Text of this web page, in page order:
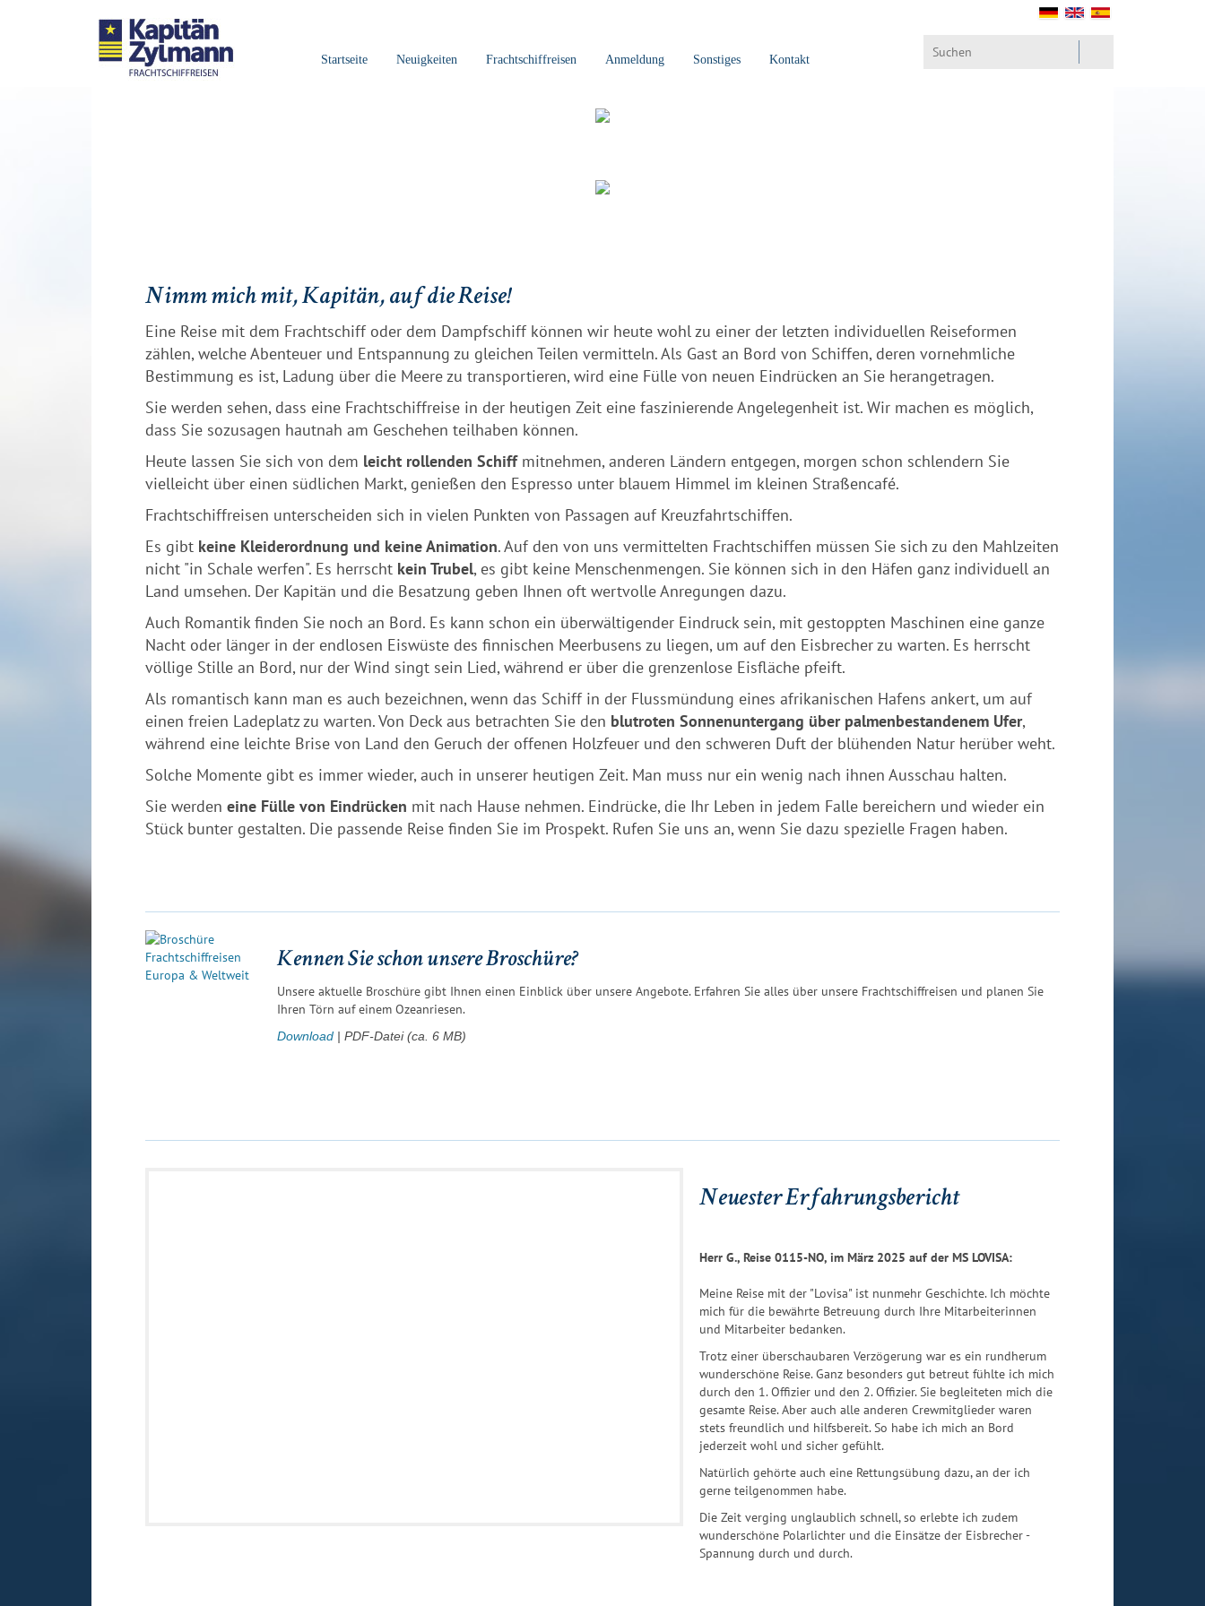
Startseite Neuigkeiten Frachtschiffreisen Anmeldung Sonstiges Kontakt
Nimm mich mit, Kapitän, auf die Reise!
Eine Reise mit dem Frachtschiff oder dem Dampfschiff können wir heute wohl zu einer der letzten individuellen Reiseformen
zählen, welche Abenteuer und Entspannung zu gleichen Teilen vermitteln. Als Gast an Bord von Schiffen, deren vornehmliche
Bestimmung es ist, Ladung über die Meere zu transportieren, wird eine Fülle von neuen Eindrücken an Sie herangetragen.
Sie werden sehen, dass eine Frachtschiffreise in der heutigen Zeit eine faszinierende Angelegenheit ist. Wir machen es möglich,
dass Sie sozusagen hautnah am Geschehen teilhaben können.
Heute lassen Sie sich von dem leicht rollenden Schiffmitnehmen, anderen Ländern entgegen, morgen schon schlendern Sie
vielleicht über einen südlichen Markt, genießen den Espresso unter blauem Himmel im kleinen Straßencafé.
Frachtschiffreisen unterscheiden sich in vielen Punkten von Passagen auf Kreuzfahrtschiffen.
Es gibt keine Kleiderordnung und keine Animation. Auf den von uns vermittelten Frachtschiffen müssen Sie sich zu den Mahlzeiten
nicht "in Schale werfen". Es herrscht kein Trubel, es gibt keine Menschenmengen. Sie können sich in den Häfen ganz individuell an
Land umsehen. Der Kapitän und die Besatzung geben Ihnen oft wertvolle Anregungen dazu.
Auch Romantik finden Sie noch an Bord. Es kann schon ein überwältigender Eindruck sein, mit gestoppten Maschinen eine ganze
Nacht oder länger in der endlosen Eiswüste des finnischen Meerbusens zu liegen, um auf den Eisbrecher zu warten. Es herrscht
völlige Stille an Bord, nur der Wind singt sein Lied, während er über die grenzenlose Eisfläche pfeift.
Als romantisch kann man es auch bezeichnen, wenn das Schiff in der Flussmündung eines afrikanischen Hafens ankert, um auf
einen freien Ladeplatz zu warten. Von Deck aus betrachten Sie den blutroten Sonnenuntergang über palmenbestandenem Ufer,
während eine leichte Brise von Land den Geruch der offenen Holzfeuer und den schweren Duft der blühenden Natur herüber weht.
Solche Momente gibt es immer wieder, auch in unserer heutigen Zeit. Man muss nur ein wenig nach ihnen Ausschau halten.
Sie werden eine Fülle von Eindrücken mit nach Hause nehmen. Eindrücke, die Ihr Leben in jedem Falle bereichern und wieder ein
Stück bunter gestalten. Die passende Reise finden Sie im Prospekt. Rufen Sie uns an, wenn Sie dazu spezielle Fragen haben.
Kennen Sie schon unsere Broschüre?
Unsere aktuelle Broschüre gibt Ihnen einen Einblick über unsere Angebote. Erfahren Sie alles über unsere Frachtschiffreisen und planen Sie
Ihren Törn auf einem Ozeanriesen.
Download | PDF-Datei (ca. 6 MB)
Neuester Erfahrungsbericht
Herr G., Reise 0115-NO, im März 2025 auf der MS LOVISA:
Meine Reise mit der "Lovisa" ist nunmehr Geschichte. Ich möchte
mich für die bewährte Betreuung durch Ihre Mitarbeiterinnen
und Mitarbeiter bedanken.
Trotz einer überschaubaren Verzögerung war es ein rundherum
wunderschöne Reise. Ganz besonders gut betreut fühlte ich mich
durch den 1. Offizier und den 2. Offizier. Sie begleiteten mich die
gesamte Reise. Aber auch alle anderen Crewmitglieder waren
stets freundlich und hilfsbereit. So habe ich mich an Bord
jederzeit wohl und sicher gefühlt.
Natürlich gehörte auch eine Rettungsübung dazu, an der ich
gerne teilgenommen habe.
Die Zeit verging unglaublich schnell, so erlebte ich zudem
wunderschöne Polarlichter und die Einsätze der Eisbrecher -
Spannung durch und durch.